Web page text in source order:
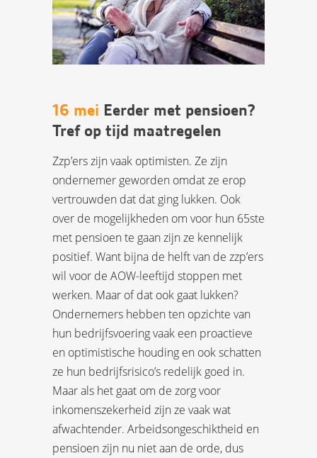
16 mei Eerder met pensioen?
Tref op tijd maatregelen
Zzp’ers zijn vaak optimisten. Ze zijn
ondernemer geworden omdat ze erop
vertrouwden dat dat ging lukken. Ook
over de mogelijkheden om voor hun 65ste
met pensioen te gaan zijn ze kennelijk
positief. Want bijna de helft van de zzp’ers
wil voor de AOW-leeftijd stoppen met
werken. Maar of dat ook gaat lukken?
Ondernemers hebben ten opzichte van
hun bedrijfsvoering vaak een proactieve
en optimistische houding en ook schatten
ze hun bedrijfsrisico’s redelijk goed in.
Maar als het gaat om de zorg voor
inkomenszekerheid zijn ze vaak wat
afwachtender. Arbeidsongeschiktheid en
pensioen zijn nu niet aan de orde, dus